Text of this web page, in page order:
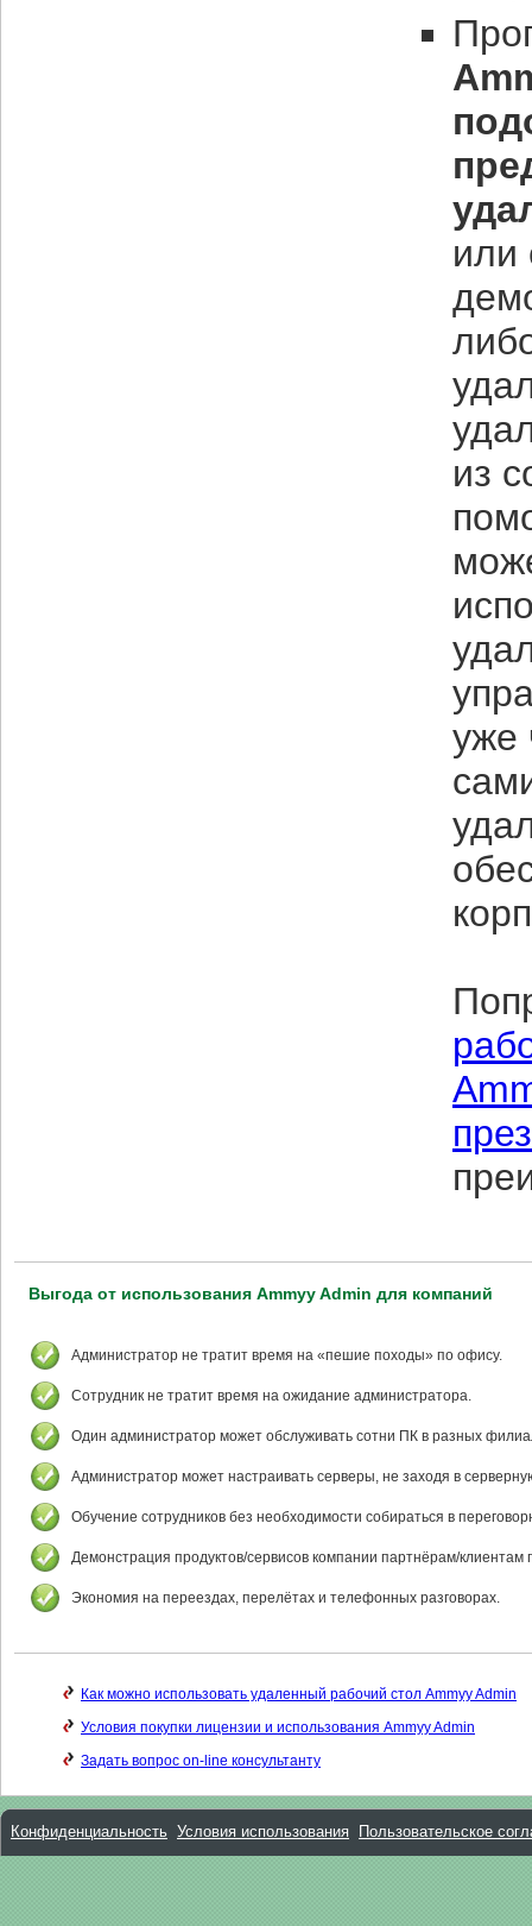
или
из
уже
Выгода от использования Ammyy Admin для компаний
Администратор не тратит время на «пешие походы» по офису.
Сотрудник не тратит время на ожидание администратора.
Один администратор может обслуживать сотни ПК в разных
Администратор может настраивать серверы, не заходя в
Обучение сотрудников без необходимости собираться в
Демонстрация продуктов/сервисов компании партнёрам/клиентам
Экономия на переездах, перелётах и телефонных разговорах.
Как можно использовать удаленный рабочий стол Ammyy Admin
Условия покупки лицензии и использования Ammyy Admin
Задать вопрос on-line консультанту
Конфиденциальность Условия использования Пользовательское